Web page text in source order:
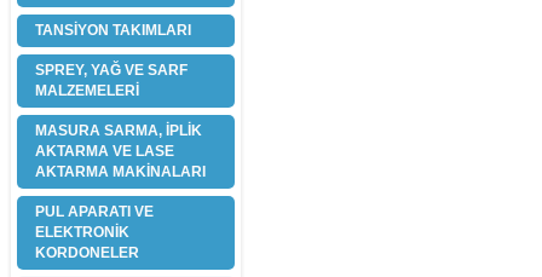
TANSİYON TAKIMLARI
SPREY, YAĞ VE SARF
MALZEMELERİ
MASURA SARMA, İPLİK
AKTARMA VE LASE
AKTARMA MAKİNALARI
PUL APARATI VE
ELEKTRONİK
KORDONELER